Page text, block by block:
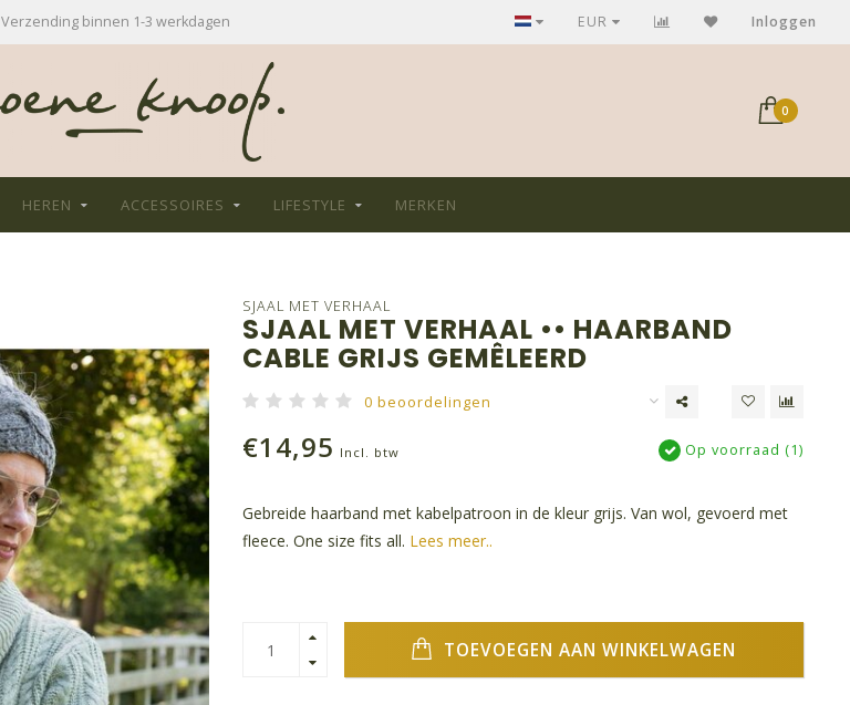
Verzending binnen 1-3 werkdagen GRATIS verzending bij aankoop > €75,-
EUR Inloggen
0
HEREN ACCESSOIRES LIFESTYLE MERKEN
SJAAL MET VERHAAL
SJAAL MET VERHAAL •• HAARBAND
CABLE GRIJS GEMÊLEERD
0 beoordelingen
€14,95 Incl. btw Op voorraad (1)
Gebreide haarband met kabelpatroon in de kleur grijs. Van wol, gevoerd met
fleece. One size fits all. Lees meer..
TOEVOEGEN AAN WINKELWAGEN